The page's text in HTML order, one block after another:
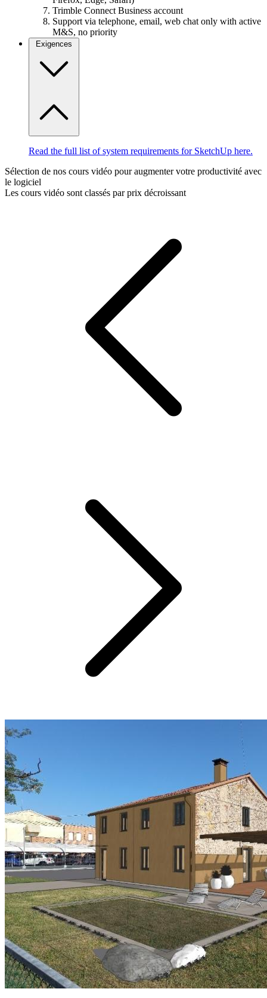
Trimble Connect Business account
Support via telephone, email, web chat only with active
M&S, no priority
Exigences
Read the full list of system requirements for SketchUp here.
Sélection de nos cours vidéo pour augmenter votre productivité avec
le logiciel
Les cours vidéo sont classés par prix décroissant